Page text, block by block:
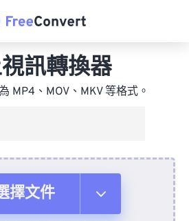
訊轉換器
MP4、MOV、MKV 等格式。
擇文件